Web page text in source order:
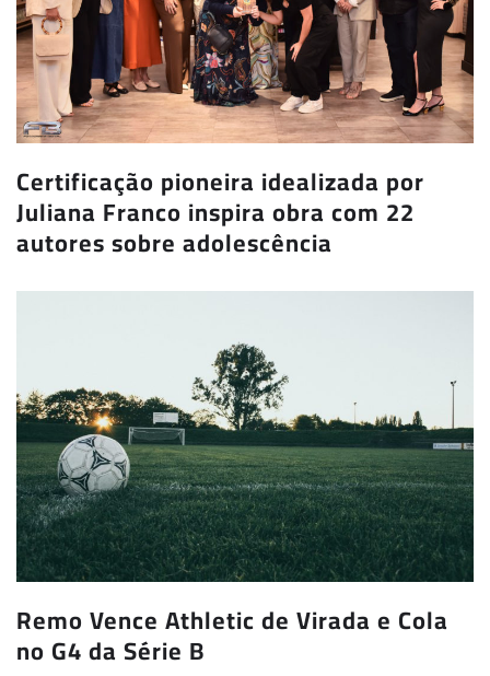
Certificação pioneira idealizada por
Juliana Franco inspira obra com 22
autores sobre adolescência
Remo Vence Athletic de Virada e Cola
no G4 da Série B